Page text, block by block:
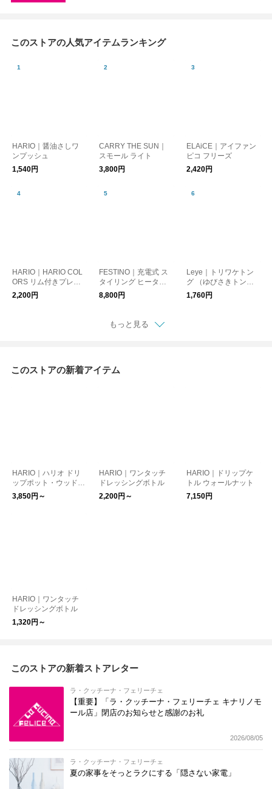
このストアの人気アイテムランキング
HARIO｜醤油さしワ
ンプッシュ
1,540円
CARRY THE SUN｜
スモール ライト
3,800円
ELAiCE｜アイファン
ピコ フリーズ
2,420円
HARIO｜HARIO COL
ORS リム付きプレー
ト
2,200円
FESTINO｜充電式 ス
タイリング ヒーター
ブラシ
8,800円
Leye｜トリワケトン
グ （ゆびさきトン
グ） ギフトボックス
仕様
1,760円
もっと見る
このストアの新着アイテム
HARIO｜ハリオ ドリ
ップポット・ウッドネ
ック
3,850円～
HARIO｜ワンタッチ
ドレッシングボトル
2,200円～
HARIO｜ドリップケ
トル ウォールナット
7,150円
HARIO｜ワンタッチ
ドレッシングボトル
1,320円～
このストアの新着ストアレター
ラ・クッチーナ・フェリーチェ
【重要】「ラ・クッチーナ・フェリーチェ キナリノモ
ール店」閉店のお知らせと感謝のお礼
2026/08/05
ラ・クッチーナ・フェリーチェ
夏の家事をそっとラクにする「隠さない家電」